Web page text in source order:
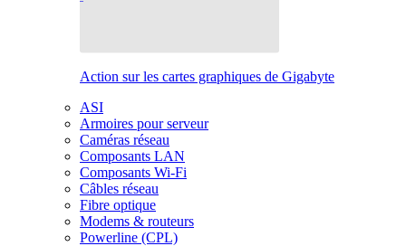
Action sur les cartes graphiques de Gigabyte
ASI
Armoires pour serveur
Caméras réseau
Composants LAN
Composants Wi-Fi
Câbles réseau
Fibre optique
Modems & routeurs
Powerline (CPL)